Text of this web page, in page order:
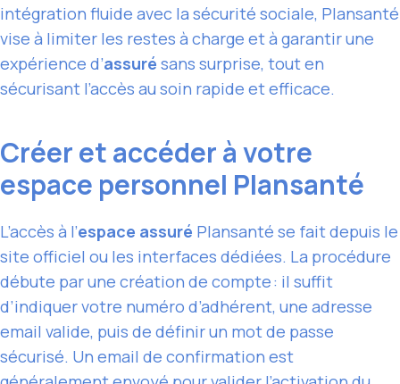
intégration fluide avec la sécurité sociale, Plansanté
vise à limiter les restes à charge et à garantir une
expérience d’assuré sans surprise, tout en
sécurisant l’accès au soin rapide et efficace.
Créer et accéder à votre
espace personnel Plansanté
L’accès à l’espace assuré Plansanté se fait depuis le
site officiel ou les interfaces dédiées. La procédure
débute par une création de compte : il suffit
d’indiquer votre numéro d’adhérent, une adresse
email valide, puis de définir un mot de passe
sécurisé. Un email de confirmation est